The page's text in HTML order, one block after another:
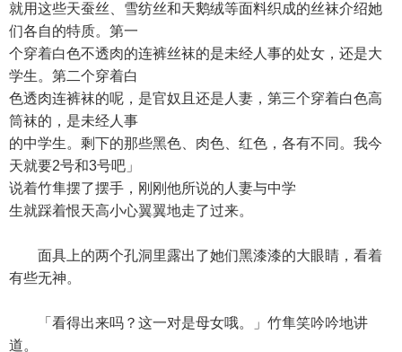
就用这些天蚕丝、雪纺丝和天鹅绒等面料织成的丝袜介绍她
们各自的特质。第一
个穿着白色不透肉的连裤丝袜的是未经人事的处女，还是大
学生。第二个穿着白
色透肉连裤袜的呢，是官奴且还是人妻，第三个穿着白色高
筒袜的，是未经人事
的中学生。剩下的那些黑色、肉色、红色，各有不同。我今
天就要2号和3号吧」
说着竹隼摆了摆手，刚刚他所说的人妻与中学
生就踩着恨天高小心翼翼地走了过来。
面具上的两个孔洞里露出了她们黑漆漆的大眼睛，看着
有些无神。
「看得出来吗？这一对是母女哦。」竹隼笑吟吟地讲
道。